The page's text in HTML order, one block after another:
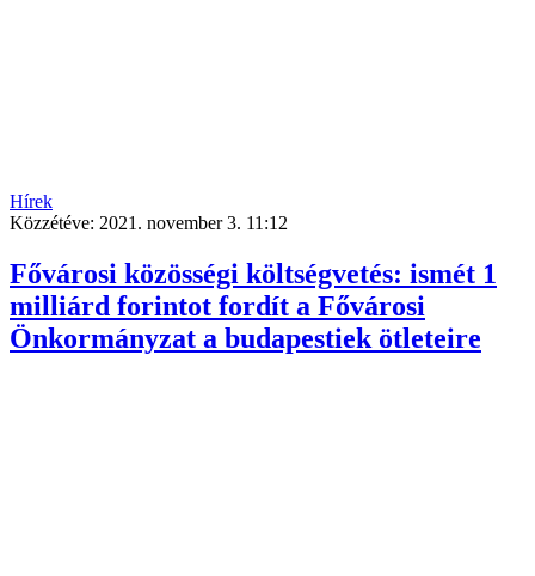
Hírek
Közzétéve: 2021. november 3. 11:12
Fővárosi közösségi költségvetés: ismét 1
milliárd forintot fordít a Fővárosi
Önkormányzat a budapestiek ötleteire